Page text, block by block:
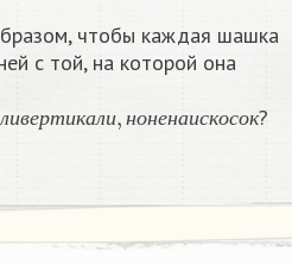
чтобы каждая шашка
с той, на которой она
л и в е р т и кал и н онена иск ос ок
со
?